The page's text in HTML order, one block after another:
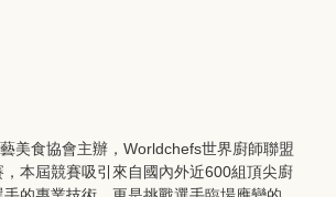
美食協會主辦，Worldchefs世界廚師聯盟
本屆競賽吸引來自國內外近600組頂尖廚